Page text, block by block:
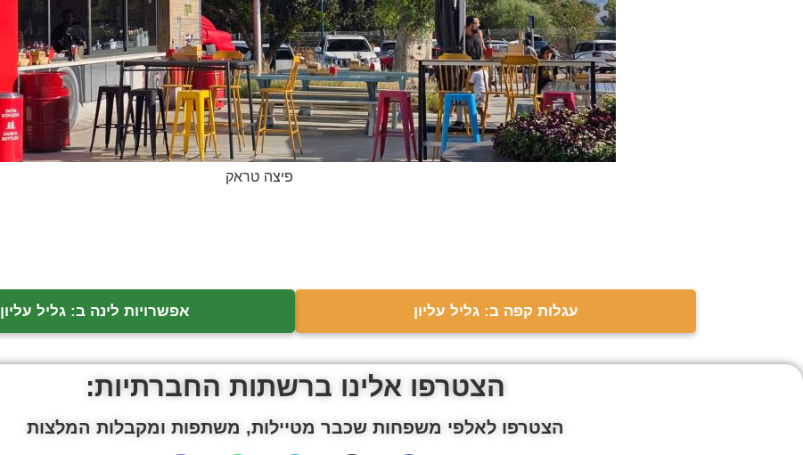
פיצה טראק
עגלות קפה ב: גליל עליון אפשרויות לינה ב: גליל עליון
הצטרפו אלינו ברשתות החברתיות:
הצטרפו לאלפי משפחות שכבר מטיילות, משתפות ומקבלות המלצות